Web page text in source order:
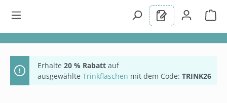
Erhalte 20 % Rabatt auf
ausgewählte Trinkflaschen mit dem Code: TRINK26